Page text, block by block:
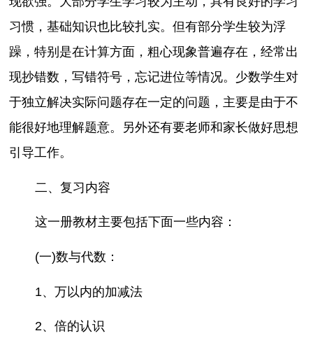
习惯，基础知识也比较扎实。但有部分学生较为浮
躁，特别是在计算方面，粗心现象普遍存在，经常出
现抄错数，写错符号，忘记进位等情况。少数学生对
于独立解决实际问题存在一定的问题，主要是由于不
能很好地理解题意。另外还有要老师和家长做好思想
引导工作。
二、复习内容
这一册教材主要包括下面一些内容：
(一)数与代数：
1、万以内的加减法
2、倍的认识